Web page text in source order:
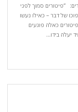
לחוק פיצויי פיטורים: “פיטורים סמוך לפני
של דבר – כאילו נעשו
כאלה פוגעים
יעלה בידו...